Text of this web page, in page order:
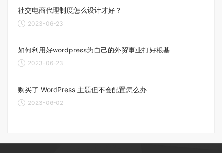
社交电商代理制度怎么设计才好？
2023-06-23
如何利用好wordpress为自己的外贸事业打好根基
2023-06-23
购买了 WordPress 主题但不会配置怎么办
2023-06-02